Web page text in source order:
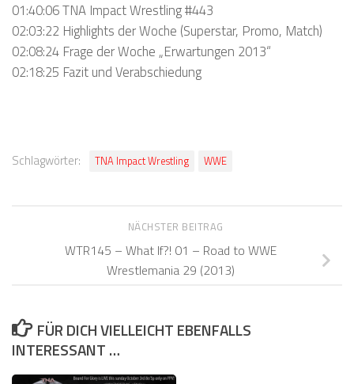
01:40:06 TNA Impact Wrestling #443
02:03:22 Highlights der Woche (Superstar, Promo, Match)
02:08:24 Frage der Woche „Erwartungen 2013“
02:18:25 Fazit und Verabschiedung
Schlagwörter: TNA Impact Wrestling WWE
NÄCHSTER BEITRAG
WTR145 – What If?! 01 – Road to WWE
Wrestlemania 29 (2013)
FÜR DICH VIELLEICHT EBENFALLS
INTERESSANT …